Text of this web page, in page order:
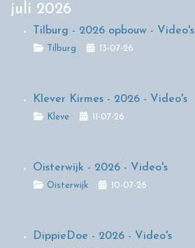
juli 2026
Tilburg - 2026 opbouw - Video's
Details
Tilburg 13-07-26
Klever Kirmes - 2026 - Video's
Details
Kleve 11-07-26
Oisterwijk - 2026 - Video's
DetailsOisterwijk 10-07-26
DippieDoe - 2026 - Video's